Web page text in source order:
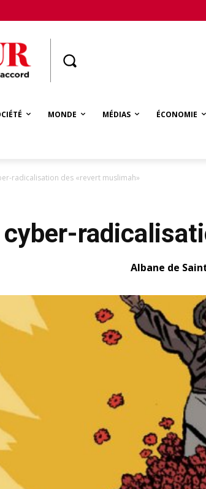
MONDE MÉDIAS ÉCONOMIE
radicalisation des «revert muslimah»
cyber-
Albane de